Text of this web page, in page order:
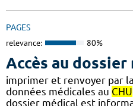
PAGES
relevance: 80%
Accès au dossier
imprimer et renvoyer par
données médicales au CHU
dossier médical est